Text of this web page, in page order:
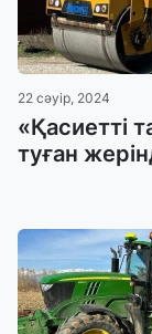
22 сәуір, 2024
«Қасиетті
туған